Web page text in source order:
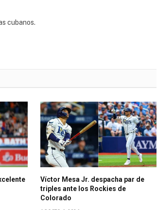
cubanos.
Víctor Mesa Jr. despacha par de
triples ante los Rockies de
Colorado